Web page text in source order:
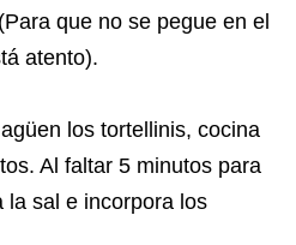
que no se pegue en el
atento).
los tortellinis, cocina
Al faltar 5 minutos para
la sal e incorpora los